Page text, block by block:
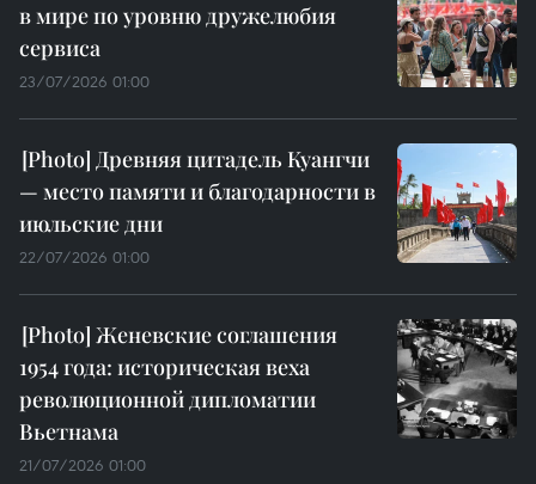
в мире по уровню дружелюбия
сервиса
23/07/2026 01:00
Древняя цитадель Куангчи
— место памяти и благодарности в
июльские дни
22/07/2026 01:00
Женевские соглашения
1954 года: историческая веха
революционной дипломатии
Вьетнама
21/07/2026 01:00